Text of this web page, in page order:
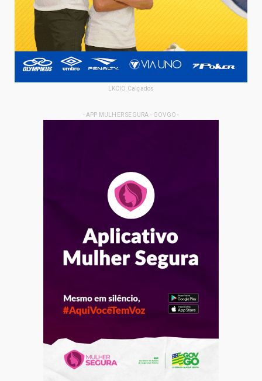
LKCIO Calçados
- APP MULHER SEGURA - GOVGO -